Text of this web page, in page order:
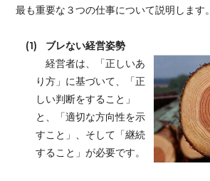
最も重要な３つの仕事について説明します。
(1)
ブレない経営姿勢
経営者は、「正しいあ
り方」に基づいて、「正
しい判断をすること」
と、「適切な方向性を示
すこと」、そして「継続
すること」が必要です。